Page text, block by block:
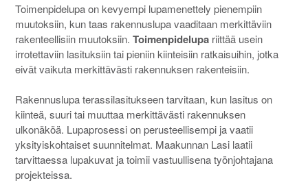
Toimenpidelupa on kevyempi lupamenettely pienempiin
muutoksiin, kun taas rakennuslupa vaaditaan merkittäviin
rakenteellisiin muutoksiin. Toimenpidelupa riittää usein
irrotettaviin lasituksiin tai pieniin kiinteisiin ratkaisuihin, jotka
eivät vaikuta merkittävästi rakennuksen rakenteisiin.
Rakennuslupa terassilasitukseen tarvitaan, kun lasitus on
kiinteä, suuri tai muuttaa merkittävästi rakennuksen
ulkonäköä. Lupaprosessi on perusteellisempi ja vaatii
yksityiskohtaiset suunnitelmat. Maakunnan Lasi laatii
tarvittaessa lupakuvat ja toimii vastuullisena työnjohtajana
projekteissa.